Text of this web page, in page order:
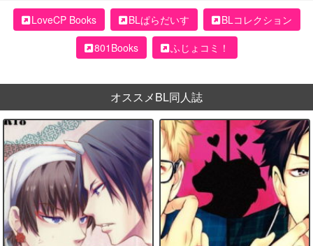
LoveCP Books BLぱらだいす
BLコレクション
801Books
ふじょコミ！
オススメBL同人誌